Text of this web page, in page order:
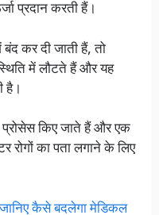
प्रदान करती हैं।
कर दी जाती हैं, तो
में लौटते हैं और यह
है।
प्रोसेस किए जाते हैं और एक
रोगों का पता लगाने के लिए